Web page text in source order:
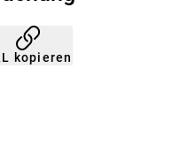
kopieren